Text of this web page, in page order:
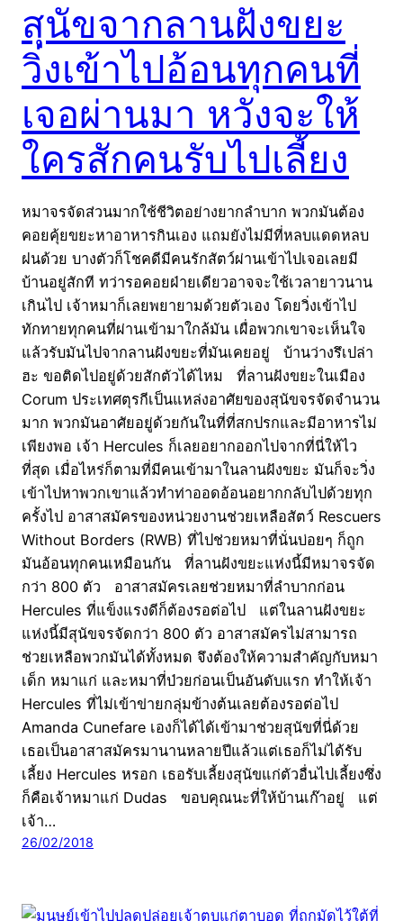
สุนัขจากลานฝังขยะ
วิ่งเข้าไปอ้อนทุกคนที่
เจอผ่านมา หวังจะให้
ใครสักคนรับไปเลี้ยง
หมาจรจัดส่วนมากใช้ชีวิตอย่างยากลำบาก พวกมันต้อง
คอยคุ้ยขยะหาอาหารกินเอง แถมยังไม่มีที่หลบแดดหลบ
ฝนด้วย บางตัวก็โชคดีมีคนรักสัตว์ผ่านเข้าไปเจอเลยมี
บ้านอยู่สักที ทว่ารอคอยฝ่ายเดียวอาจจะใช้เวลายาวนาน
เกินไป เจ้าหมาก็เลยพยายามด้วยตัวเอง โดยวิ่งเข้าไป
ทักทายทุกคนที่ผ่านเข้ามาใกล้มัน เผื่อพวกเขาจะเห็นใจ
แล้วรับมันไปจากลานฝังขยะที่มันเคยอยู่ บ้านว่างรึเปล่า
ฮะ ขอติดไปอยู่ด้วยสักตัวได้ไหม ที่ลานฝังขยะในเมือง
Corum ประเทศตุรกีเป็นแหล่งอาศัยของสุนัขจรจัดจำนวน
มาก พวกมันอาศัยอยู่ด้วยกันในที่ที่สกปรกและมีอาหารไม่
เพียงพอ เจ้า Hercules ก็เลยอยากออกไปจากที่นี่ให้ไว
ที่สุด เมื่อไหร่ก็ตามที่มีคนเข้ามาในลานฝังขยะ มันก็จะวิ่ง
เข้าไปหาพวกเขาแล้วทำท่าออดอ้อนอยากกลับไปด้วยทุก
ครั้งไป อาสาสมัครของหน่วยงานช่วยเหลือสัตว์ Rescuers
Without Borders (RWB) ที่ไปช่วยหมาที่นั่นบ่อยๆ ก็ถูก
มันอ้อนทุกคนเหมือนกัน ที่ลานฝังขยะแห่งนี้มีหมาจรจัด
กว่า 800 ตัว อาสาสมัครเลยช่วยหมาที่ลำบากก่อน
Hercules ที่แข็งแรงดีก็ต้องรอต่อไป แต่ในลานฝังขยะ
แห่งนี้มีสุนัขจรจัดกว่า 800 ตัว อาสาสมัครไม่สามารถ
ช่วยเหลือพวกมันได้ทั้งหมด จึงต้องให้ความสำคัญกับหมา
เด็ก หมาแก่ และหมาที่ป่วยก่อนเป็นอันดับแรก ทำให้เจ้า
Hercules ที่ไม่เข้าข่ายกลุ่มข้างต้นเลยต้องรอต่อไป
Amanda Cunefare เองก็ได้ได้เข้ามาช่วยสุนัขที่นี่ด้วย
เธอเป็นอาสาสมัครมานานหลายปีแล้วแต่เธอก็ไม่ได้รับ
เลี้ยง Hercules หรอก เธอรับเลี้ยงสุนัขแก่ตัวอื่นไปเลี้ยงซึ่ง
ก็คือเจ้าหมาแก่ Dudas ขอบคุณนะที่ให้บ้านเก๊าอยู่ แต่
เจ้า…
26/02/2018